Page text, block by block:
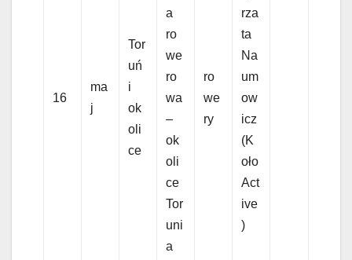
16
ma
j
Tor
uń
i
ok
oli
ce
a
ro
we
ro
wa
–
ok
oli
ce
Tor
uni
a
ro
we
ry
rza
ta
Na
um
ow
icz
(K
oło
Act
ive
)